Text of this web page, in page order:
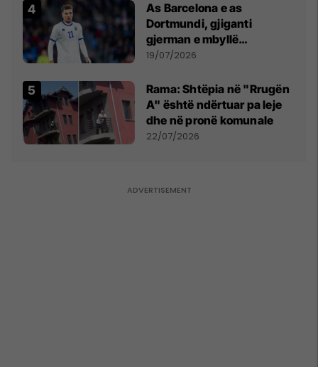
As Barcelona e as
Dortmundi, gjiganti
gjerman e mbyllë
marrëveshjen për Fisnik
19/07/2026
Rama: Shtëpia në "Rrugën
A" është ndërtuar pa leje
dhe në pronë komunale
22/07/2026